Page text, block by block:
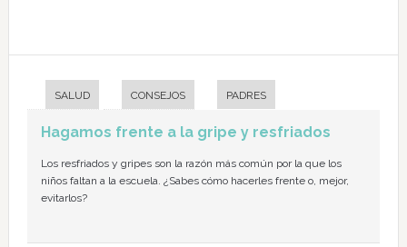
SALUD CONSEJOS PADRES
Hagamos frente a la gripe y resfriados
Los resfriados y gripes son la razón más común por la que los
niños faltan a la escuela. ¿Sabes cómo hacerles frente o, mejor,
evitarlos?